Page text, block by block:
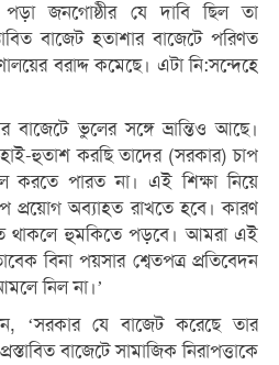
পড়া জনগোষ্ঠীর যে দাবি ছিল তা
বাজেট হতাশার বাজেটে পরিণত
বরাদ্দ কমেছে। এটা নি:সন্দেহে
ভুলের সঙ্গে ভ্রান্তিও আছে।
হুতাশ করছি তাদের (সরকার) চাপ
করতে পারত না। এই শিক্ষা নিয়ে
প্রয়োগ অব্যাহত রাখতে হবে। কারণ
থাকলে হুমকিতে পড়বে। আমরা এই
বিনা পয়সার শ্বেতপত্র প্রতিবেদন
নিল না।’
‘সরকার যে বাজেট করেছে তার
বাজেটে সামাজিক নিরাপত্তাকে